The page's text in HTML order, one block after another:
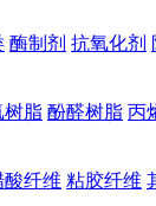
酶制剂 抗氧化剂
树脂 酚醛树脂 丙
酸纤维 粘胶纤维